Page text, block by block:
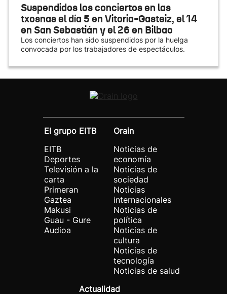
Suspendidos los conciertos en las
txosnas el día 5 en Vitoria-Gasteiz, el 14
en San Sebastián y el 26 en Bilbao
Los conciertos han sido suspendidos por la huelga
convocada por los trabajadores de espectáculos.
El grupo EITB
EITB
Deportes
Televisión a la
carta
Primeran
Gaztea
Makusi
Guau - Gure
Audioa
Orain
Noticias de
economía
Noticias de
sociedad
Noticias
internacionales
Noticias de
política
Noticias de
cultura
Noticias de
tecnología
Noticias de salud
Actualidad